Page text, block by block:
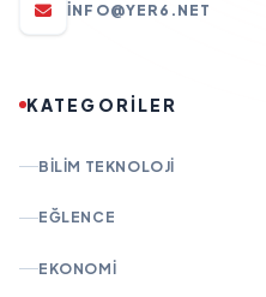
INFO@YER6.NET
KATEGORİLER
BILIM TEKNOLOJI
EĞLENCE
EKONOMI